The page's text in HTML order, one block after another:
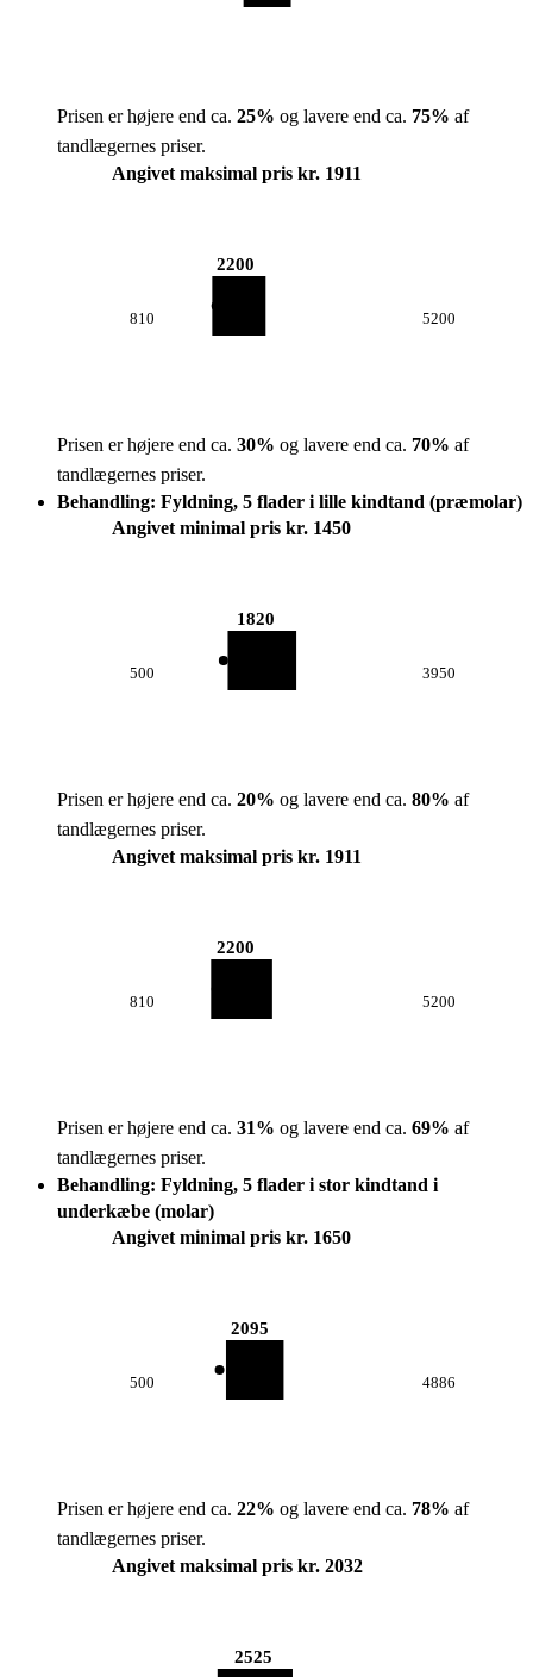
Prisen er højere end ca. 25% og lavere end ca. 75% af
tandlægernes priser.
Angivet maksimal pris kr. 1911
810
2200
5200
Prisen er højere end ca. 30% og lavere end ca. 70% af
tandlægernes priser.
Behandling: Fyldning, 5 flader i lille kindtand (præmolar)
Angivet minimal pris kr. 1450
500
1820
3950
Prisen er højere end ca. 20% og lavere end ca. 80% af
tandlægernes priser.
Angivet maksimal pris kr. 1911
810
2200
5200
Prisen er højere end ca. 31% og lavere end ca. 69% af
tandlægernes priser.
Behandling: Fyldning, 5 flader i stor kindtand i
underkæbe (molar)
Angivet minimal pris kr. 1650
500
2095
4886
Prisen er højere end ca. 22% og lavere end ca. 78% af
tandlægernes priser.
Angivet maksimal pris kr. 2032
2525